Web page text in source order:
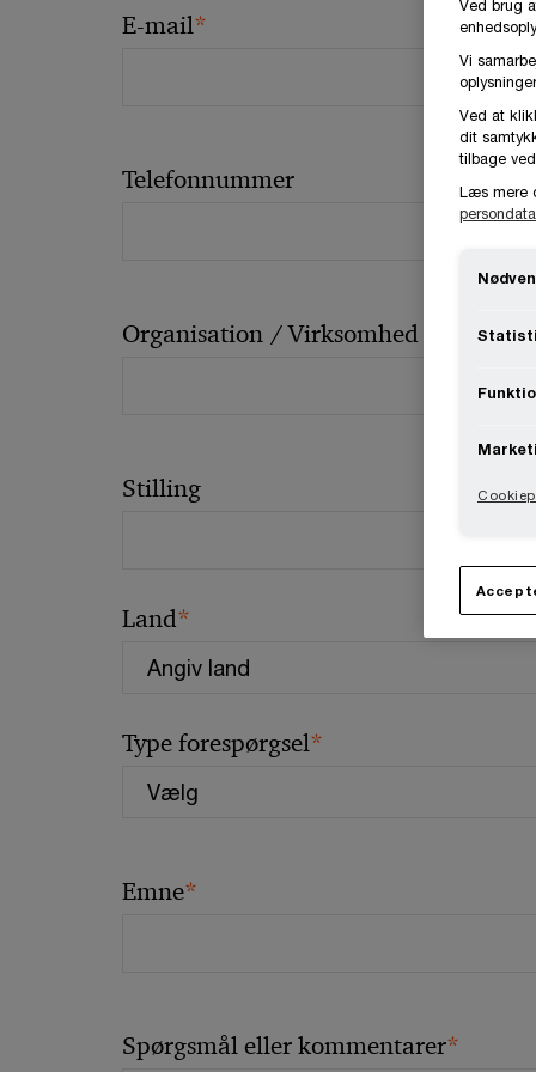
E-mail*
Telefonnummer
Organisation / Virksomhed
Stilling
Land*
Type forespørgsel*
Emne*
Spørgsmål eller kommentarer*
Ved brug
Vi
Ved at
dit
tilbage
Læs mere